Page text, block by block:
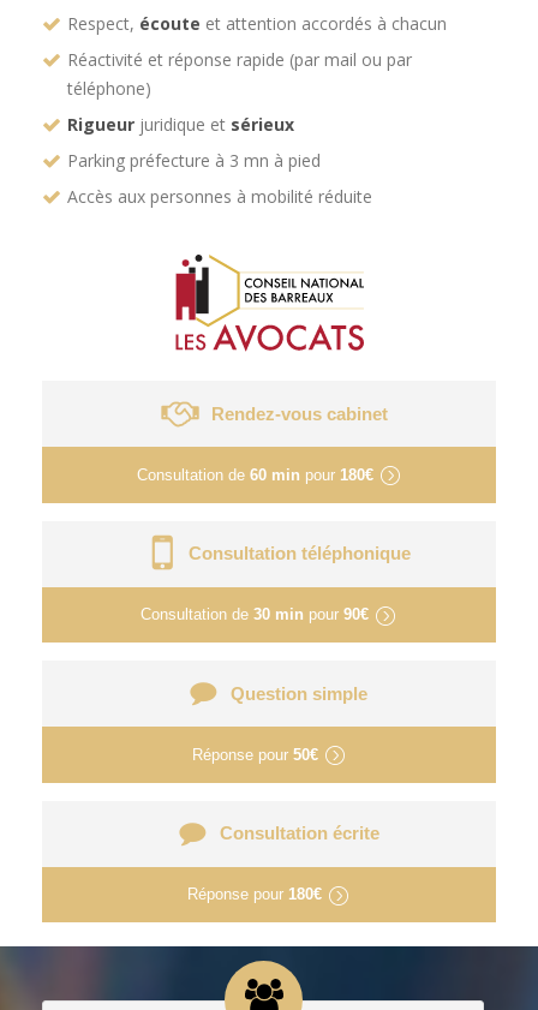
Respect, écoute et attention accordés à chacun
Réactivité et réponse rapide (par mail ou par
téléphone)
Rigueur juridique et sérieux
Parking préfecture à 3 mn à pied
Accès aux personnes à mobilité réduite
Rendez-vous cabinet
Consultation de 60 min pour 180€
Consultation téléphonique
Consultation de 30 min pour 90€
Question simple
Réponse pour 50€
Consultation écrite
Réponse pour 180€